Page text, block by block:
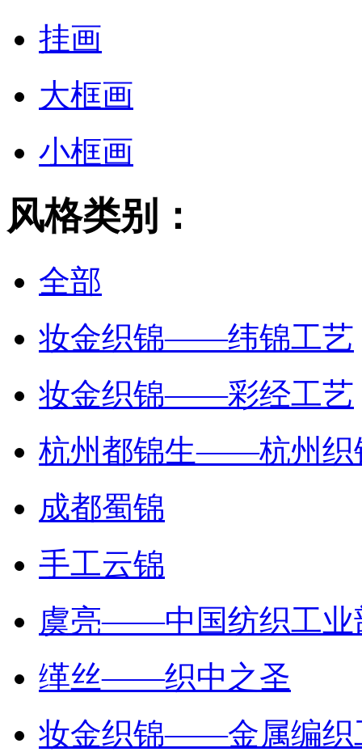
挂画
大框画
小框画
风格类别：
全部
妆金织锦——纬锦工艺
妆金织锦——彩经工艺
杭州都锦生——杭州织
成都蜀锦
手工云锦
虞亮——中国纺织工业
缂丝——织中之圣
妆金织锦——金属编织